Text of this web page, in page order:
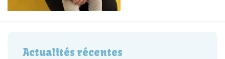
Actualités récentes